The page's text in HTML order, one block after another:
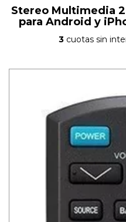
Stereo Multimedia
para Android y
3 cuotas sin